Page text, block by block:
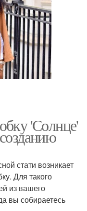
'Солнце'
стати возникает
Для такого
из вашего
вы собираетесь